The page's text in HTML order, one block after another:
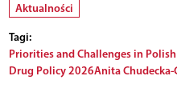
Aktualności
Tagi:
Priorities and Challenges in
Drug Policy 2026Anita Chudecka-